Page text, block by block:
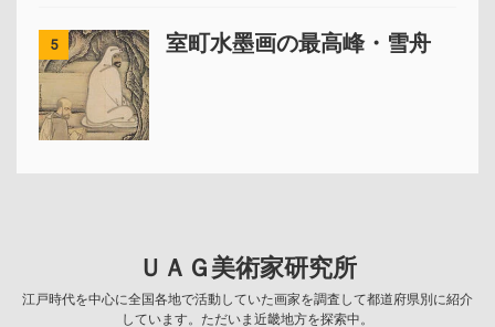
5 室町水墨画の最高峰・雪舟
ＵＡＧ美術家研究所
江戸時代を中心に全国各地で活動していた画家を調査して都道府県別に紹介
しています。ただいま近畿地方を探索中。